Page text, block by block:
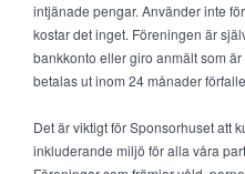
intjänade pengar. Använder inte
kostar det inget. Föreningen är
bankkonto eller giro anmält som
betalas ut inom 24 månader
Det är viktigt för Sponsorhuset att
inkluderande miljö för alla våra